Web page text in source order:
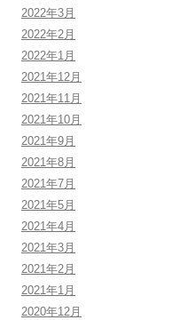
2022年3月
2022年2月
2022年1月
2021年12月
2021年11月
2021年10月
2021年9月
2021年8月
2021年7月
2021年5月
2021年4月
2021年3月
2021年2月
2021年1月
2020年12月